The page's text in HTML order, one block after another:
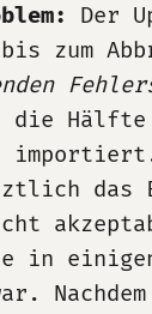
Der
zum
die Hälfte
das
in einigen